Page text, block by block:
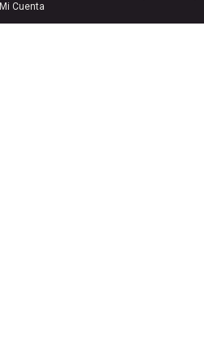
Mi Cuenta